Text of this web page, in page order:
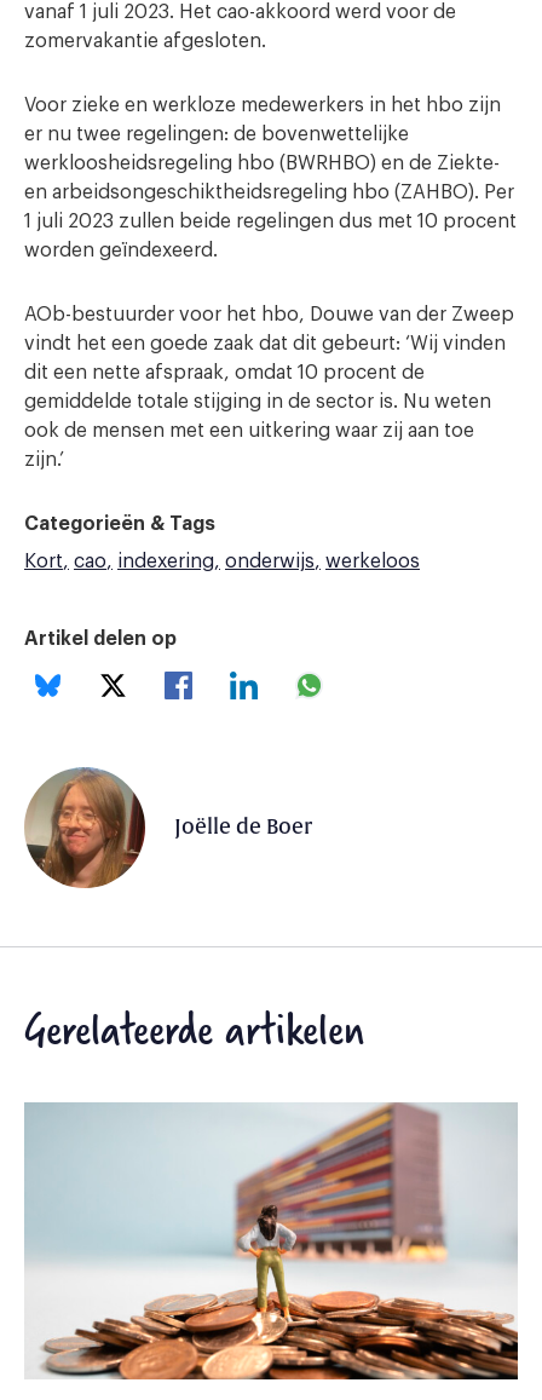
vanaf 1 juli 2023. Het cao-akkoord werd voor de
zomervakantie afgesloten.
Voor zieke en werkloze medewerkers in het hbo zijn
er nu twee regelingen: de bovenwettelijke
werkloosheidsregeling hbo (BWRHBO) en de Ziekte-
en arbeidsongeschiktheidsregeling hbo (ZAHBO). Per
1 juli 2023 zullen beide regelingen dus met 10 procent
worden geïndexeerd.
AOb-bestuurder voor het hbo, Douwe van der Zweep
vindt het een goede zaak dat dit gebeurt: ‘Wij vinden
dit een nette afspraak, omdat 10 procent de
gemiddelde totale stijging in de sector is. Nu weten
ook de mensen met een uitkering waar zij aan toe
zijn.’
Categorieën & Tags
Kort
cao indexering onderwijs werkeloos
Artikel delen op
Joëlle de Boer
Gerelateerde artikelen